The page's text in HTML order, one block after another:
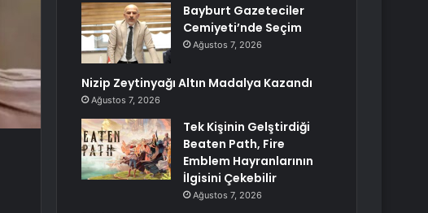
Bayburt Gazeteciler
Cemiyeti’nde Seçim
Ağustos 7, 2026
Nizip Zeytinyağı Altın Madalya Kazandı
Ağustos 7, 2026
Tek Kişinin Gelştirdiği
Beaten Path, Fire
Emblem Hayranlarının
İlgisini Çekebilir
Ağustos 7, 2026